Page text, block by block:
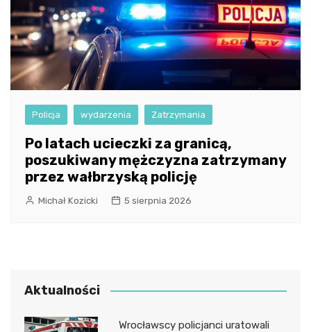
Policja wydarzenia Zatrzymania
Po latach ucieczki za granicą,
poszukiwany mężczyzna zatrzymany
przez wałbrzyską policję
Michał Kozicki 5 sierpnia 2026
Aktualności
Wrocławscy policjanci uratowali